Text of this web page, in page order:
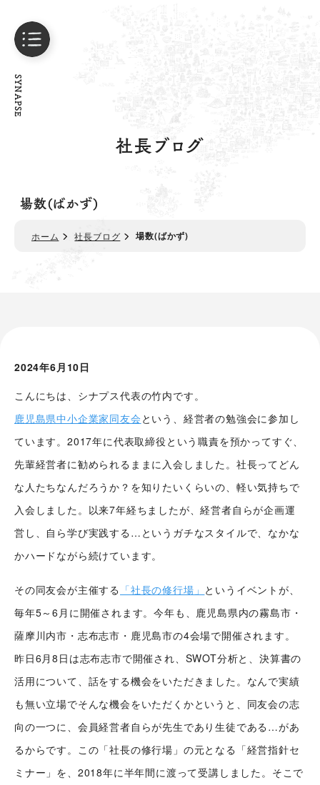
社長ブログ
場数(ばかず)
ホーム 社長ブログ 場数(ばかず)
2024年6月10日
こんにちは、シナプス代表の竹内です。
鹿児島県中小企業家同友会 という、経営者の勉強会に参加し
ています。2017年に代表取締役という職責を預かってすぐ、
先輩経営者に勧められるままに入会しました。社長ってどん
な人たちなんだろうか？を知りたいくらいの、軽い気持ちで
入会しました。以来7年経ちましたが、経営者自らが企画運
営し、自ら学び実践する…というガチなスタイルで、なかな
かハードながら続けています。
その同友会が主催する 「社長の修行場」 というイベントが、
毎年5～6月に開催されます。今年も、鹿児島県内の霧島市・
薩摩川内市・志布志市・鹿児島市の4会場で開催されます。
昨日6月8日は志布志市で開催され、SWOT分析と、決算書の
活用について、話をする機会をいただきました。なんで実績
も無い立場でそんな機会をいただくかというと、同友会の志
向の一つに、会員経営者自らが先生であり生徒である…があ
るからです。この「社長の修行場」の元となる「経営指針セ
ミナー」を、2018年に半年間に渡って受講しました。そこで
SYNAPSE